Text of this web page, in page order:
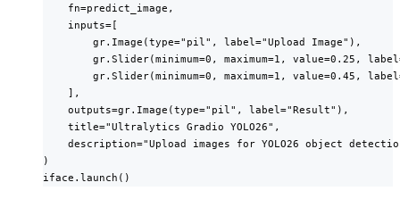
    fn=predict_image,
    inputs=[
        gr.Image(type="pil", label="Upload Image"),
gr.Slider(minimum=0, maximum=1, value=0.25,
gr.Slider(minimum=0, maximum=1, value=0.45,
    ],
    outputs=gr.Image(type="pil", label="Result"),
    title="Ultralytics Gradio YOLO26",
description="Upload images for YOLO26 object
)
iface.launch()